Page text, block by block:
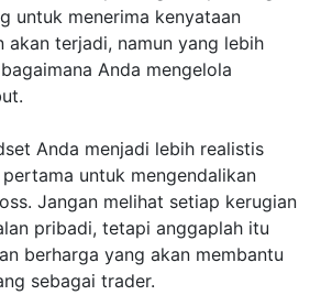
untuk menerima kenyataan
akan terjadi, namun yang lebih
Anda mengelola
Anda menjadi lebih realistis
untuk mengendalikan
Jangan melihat setiap kerugian
pribadi, tetapi anggaplah itu
berharga yang akan membantu
sebagai trader.